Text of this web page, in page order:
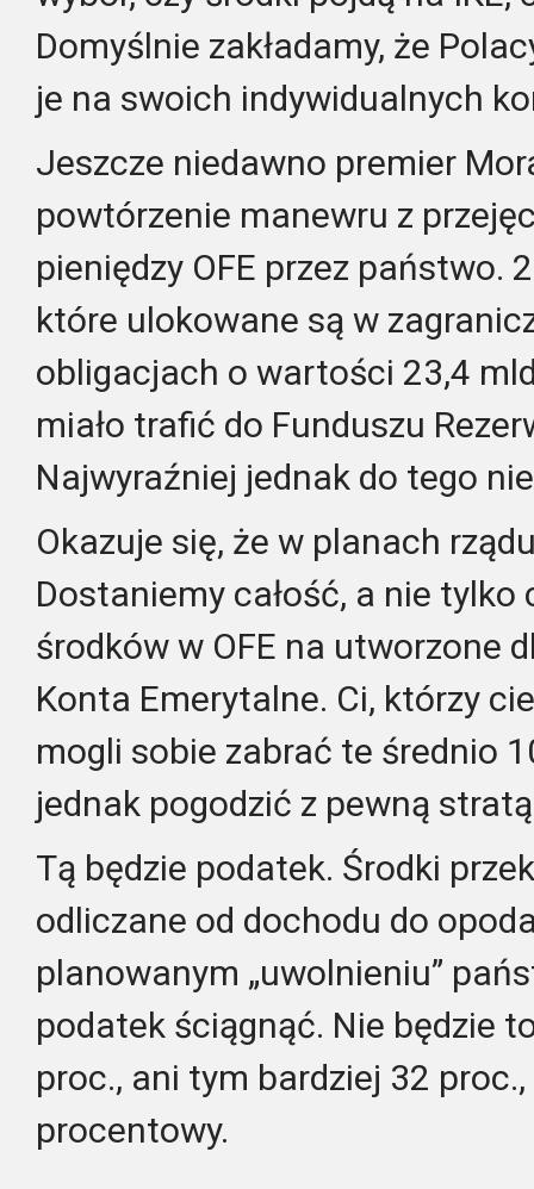
Domyślnie zakładamy, że
je na swoich indywidualnych
Jeszcze niedawno premier
powtórzenie manewru z
pieniędzy OFE przez państwo.
które ulokowane są w
obligacjach o wartości 23,4
miało trafić do Funduszu
Najwyraźniej jednak do tego
Okazuje się, że w planach
Dostaniemy całość, a nie
środków w OFE na utworzone
Konta Emerytalne. Ci, którzy
mogli sobie zabrać te średnio
jednak pogodzić z pewną
Tą będzie podatek. Środki
odliczane od dochodu do
planowanym „uwolnieniu”
podatek ściągnąć. Nie będzie
proc., ani tym bardziej 32 proc.,
procentowy.